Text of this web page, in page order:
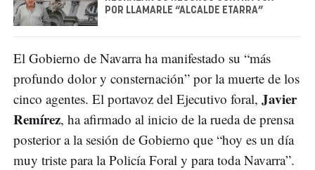
POR LLAMARLE “ALCALDE ETARRA”
El Gobierno de Navarra ha manifestado su “más
profundo dolor y consternación” por la muerte de los
cinco agentes. El portavoz del Ejecutivo foral, Javier
Remírez, ha afirmado al inicio de la rueda de prensa
posterior a la sesión de Gobierno que “hoy es un día
muy triste para la Policía Foral y para toda Navarra”.